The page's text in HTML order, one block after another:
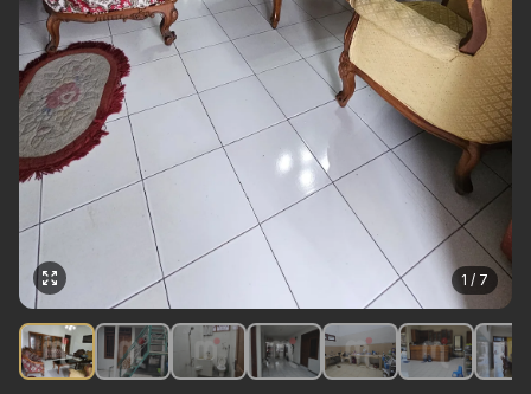
1 / 7